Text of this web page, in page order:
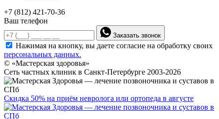
+7 (812) 421-70-36
Ваш телефон
Заказать звонок
Нажимая на кнопку, вы даете согласие на обработку своих
персональных данных.
© «Мастерская здоровья»
Сеть частных клиник в Санкт-Петербурге 2003-2026
Скидка 50% на приём невролога или ортопеда в августе